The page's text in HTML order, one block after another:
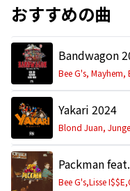
おすすめの曲
Bandwagon
Yakari 2024
Bee G's,Lisse